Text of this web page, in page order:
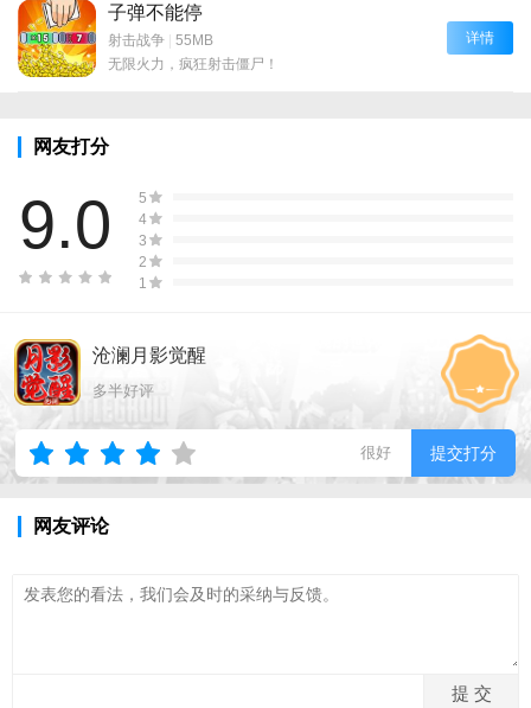
子弹不能停
射击战争 | 55MB
无限火力，疯狂射击僵尸！
详情
网友打分
9.0
5
4
3
2
1
沧澜月影觉醒
多半好评
很好 提交打分
网友评论